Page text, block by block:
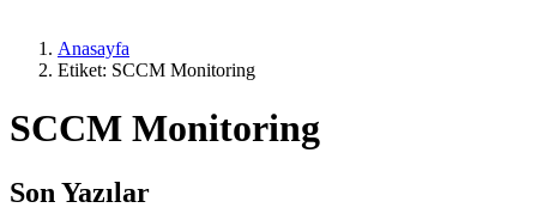
Anasayfa
Etiket: SCCM Monitoring
SCCM Monitoring
Son Yazılar